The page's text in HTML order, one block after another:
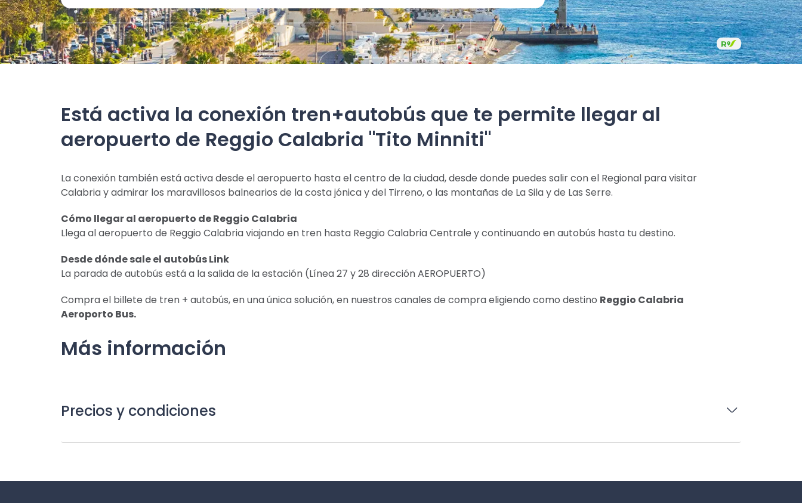
Está activa la conexión tren+autobús que te permite llegar al
aeropuerto de Reggio Calabria "Tito Minniti"
La conexión también está activa desde el aeropuerto hasta el centro de la ciudad, desde donde puedes salir con el Regional para visitar
Calabria y admirar los maravillosos balnearios de la costa jónica y del Tirreno, o las montañas de La Sila y de Las Serre.
Cómo llegar al aeropuerto de Reggio Calabria
Llega al aeropuerto de Reggio Calabria viajando en tren hasta Reggio Calabria Centrale y continuando en autobús hasta tu destino.
Desde dónde sale el autobús Link
La parada de autobús está a la salida de la estación (Línea 27 y 28 dirección AEROPUERTO)
Compra el billete de tren + autobús, en una única solución, en nuestros canales de compra eligiendo como destino Reggio Calabria
Aeroporto Bus.
Más información
Precios y condiciones